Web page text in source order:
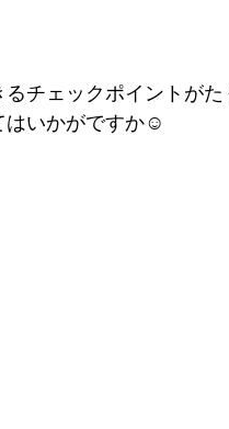
チェックポイントが
はいかがですか☺